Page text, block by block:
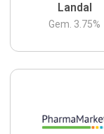
Landal
Gem. 3.75%